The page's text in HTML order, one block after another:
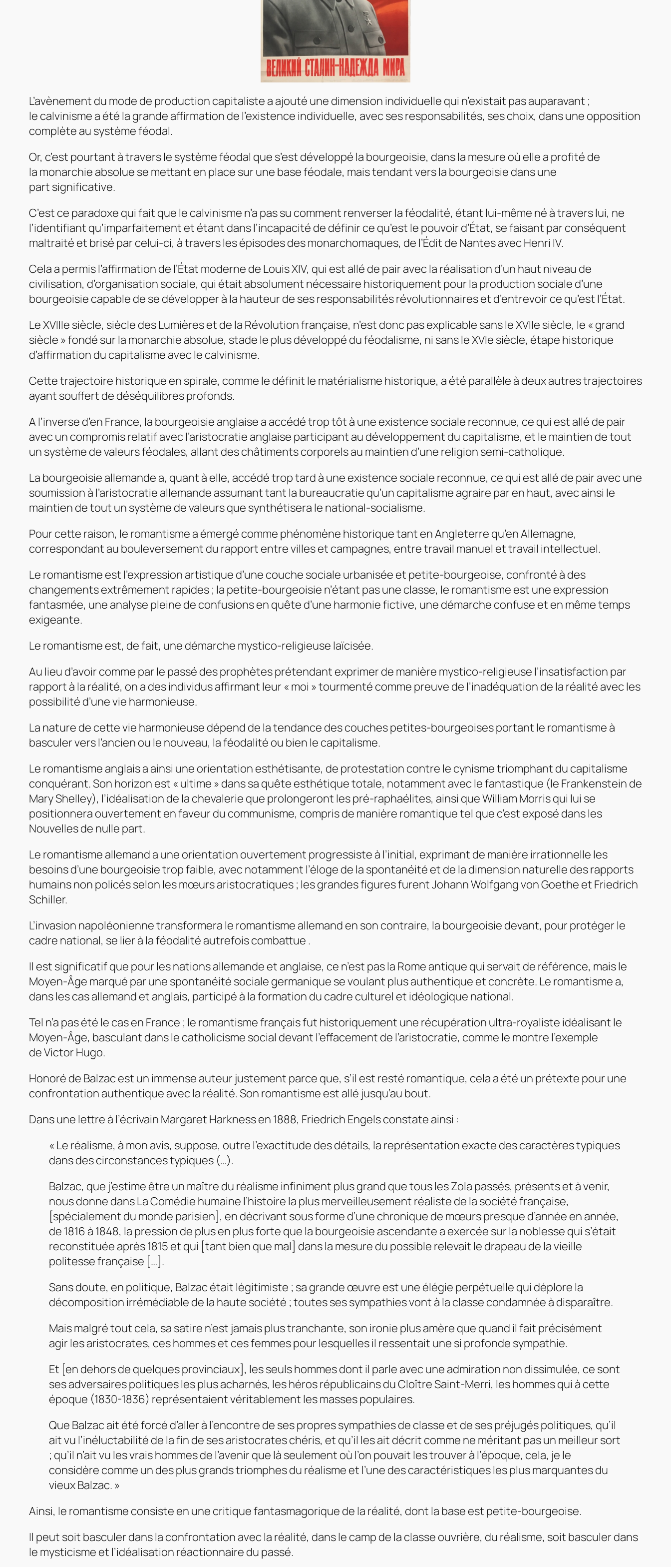
L’avènement du mode de production capitaliste a ajouté une dimension individuelle qui n’existait pas auparavant ;
le calvinisme a été la grande affirmation de l’existence individuelle, avec ses responsabilités, ses choix, dans une opposition
complète au système féodal.
Or, c’est pourtant à travers le système féodal que s’est développé la bourgeoisie, dans la mesure où elle a profité de
la monarchie absolue se mettant en place sur une base féodale, mais tendant vers la bourgeoisie dans une
part significative.
C’est ce paradoxe qui fait que le calvinisme n’a pas su comment renverser la féodalité, étant lui-même né à travers lui, ne
l’identifiant qu’imparfaitement et étant dans l’incapacité de définir ce qu’est le pouvoir d’État, se faisant par conséquent
maltraité et brisé par celui-ci, à travers les épisodes des monarchomaques, de l’Édit de Nantes avec Henri IV.
Cela a permis l’affirmation de l’État moderne de Louis XIV, qui est allé de pair avec la réalisation d’un haut niveau de
civilisation, d’organisation sociale, qui était absolument nécessaire historiquement pour la production sociale d’une
bourgeoisie capable de se développer à la hauteur de ses responsabilités révolutionnaires et d’entrevoir ce qu’est l’État.
Le XVIIIe siècle, siècle des Lumières et de la Révolution française, n’est donc pas explicable sans le XVIIe siècle, le « grand
siècle » fondé sur la monarchie absolue, stade le plus développé du féodalisme, ni sans le XVIe siècle, étape historique
d’affirmation du capitalisme avec le calvinisme.
Cette trajectoire historique en spirale, comme le définit le matérialisme historique, a été parallèle à deux autres trajectoires
ayant souffert de déséquilibres profonds.
A l’inverse d’en France, la bourgeoisie anglaise a accédé trop tôt à une existence sociale reconnue, ce qui est allé de pair
avec un compromis relatif avec l’aristocratie anglaise participant au développement du capitalisme, et le maintien de tout
un système de valeurs féodales, allant des châtiments corporels au maintien d’une religion semi-catholique.
La bourgeoisie allemande a, quant à elle, accédé trop tard à une existence sociale reconnue, ce qui est allé de pair avec une
soumission à l’aristocratie allemande assumant tant la bureaucratie qu’un capitalisme agraire par en haut, avec ainsi le
maintien de tout un système de valeurs que synthétisera le national-socialisme.
Pour cette raison, le romantisme a émergé comme phénomène historique tant en Angleterre qu’en Allemagne,
correspondant au bouleversement du rapport entre villes et campagnes, entre travail manuel et travail intellectuel.
Le romantisme est l’expression artistique d’une couche sociale urbanisée et petite-bourgeoise, confronté à des
changements extrêmement rapides ; la petite-bourgeoisie n’étant pas une classe, le romantisme est une expression
fantasmée, une analyse pleine de confusions en quête d’une harmonie fictive, une démarche confuse et en même temps
exigeante.
Le romantisme est, de fait, une démarche mystico-religieuse laïcisée.
Au lieu d’avoir comme par le passé des prophètes prétendant exprimer de manière mystico-religieuse l’insatisfaction par
rapport à la réalité, on a des individus affirmant leur « moi » tourmenté comme preuve de l’inadéquation de la réalité avec les
possibilité d’une vie harmonieuse.
La nature de cette vie harmonieuse dépend de la tendance des couches petites-bourgeoises portant le romantisme à
basculer vers l’ancien ou le nouveau, la féodalité ou bien le capitalisme.
Le romantisme anglais a ainsi une orientation esthétisante, de protestation contre le cynisme triomphant du capitalisme
conquérant. Son horizon est « ultime » dans sa quête esthétique totale, notamment avec le fantastique (le Frankenstein de
Mary Shelley), l’idéalisation de la chevalerie que prolongeront les pré-raphaélites, ainsi que William Morris qui lui se
positionnera ouvertement en faveur du communisme, compris de manière romantique tel que c’est exposé dans les
Nouvelles de nulle part.
Le romantisme allemand a une orientation ouvertement progressiste à l’initial, exprimant de manière irrationnelle les
besoins d’une bourgeoisie trop faible, avec notamment l’éloge de la spontanéité et de la dimension naturelle des rapports
humains non policés selon les mœurs aristocratiques ; les grandes figures furent Johann Wolfgang von Goethe et Friedrich
Schiller.
L’invasion napoléonienne transformera le romantisme allemand en son contraire, la bourgeoisie devant, pour protéger le
cadre national, se lier à la féodalité autrefois combattue .
Il est significatif que pour les nations allemande et anglaise, ce n’est pas la Rome antique qui servait de référence, mais le
Moyen-Âge marqué par une spontanéité sociale germanique se voulant plus authentique et concrète. Le romantisme a,
dans les cas allemand et anglais, participé à la formation du cadre culturel et idéologique national.
Tel n’a pas été le cas en France ; le romantisme français fut historiquement une récupération ultra-royaliste idéalisant le
Moyen-Âge, basculant dans le catholicisme social devant l’effacement de l’aristocratie, comme le montre l’exemple
de Victor Hugo.
Honoré de Balzac est un immense auteur justement parce que, s’il est resté romantique, cela a été un prétexte pour une
confrontation authentique avec la réalité. Son romantisme est allé jusqu’au bout.
Dans une lettre à l’écrivain Margaret Harkness en 1888, Friedrich Engels constate ainsi :
« Le réalisme, à mon avis, suppose, outre l’exactitude des détails, la représentation exacte des caractères typiques
dans des circonstances typiques (…).
Balzac, que j’estime être un maître du réalisme infiniment plus grand que tous les Zola passés, présents et à venir,
nous donne dans La Comédie humaine l’histoire la plus merveilleusement réaliste de la société française,
[spécialement du monde parisien], en décrivant sous forme d’une chronique de mœurs presque d’année en année,
de 1816 à 1848, la pression de plus en plus forte que la bourgeoisie ascendante a exercée sur la noblesse qui s’était
reconstituée après 1815 et qui [tant bien que mal] dans la mesure du possible relevait le drapeau de la vieille
politesse française […].
Sans doute, en politique, Balzac était légitimiste ; sa grande œuvre est une élégie perpétuelle qui déplore la
décomposition irrémédiable de la haute société ; toutes ses sympathies vont à la classe condamnée à disparaître.
Mais malgré tout cela, sa satire n’est jamais plus tranchante, son ironie plus amère que quand il fait précisément
agir les aristocrates, ces hommes et ces femmes pour lesquelles il ressentait une si profonde sympathie.
Et [en dehors de quelques provinciaux], les seuls hommes dont il parle avec une admiration non dissimulée, ce sont
ses adversaires politiques les plus acharnés, les héros républicains du Cloître Saint-Merri, les hommes qui à cette
époque (1830-1836) représentaient véritablement les masses populaires.
Que Balzac ait été forcé d’aller à l’encontre de ses propres sympathies de classe et de ses préjugés politiques, qu’il
ait vu l’inéluctabilité de la fin de ses aristocrates chéris, et qu’il les ait décrit comme ne méritant pas un meilleur sort
; qu’il n’ait vu les vrais hommes de l’avenir que là seulement où l’on pouvait les trouver à l’époque, cela, je le
considère comme un des plus grands triomphes du réalisme et l’une des caractéristiques les plus marquantes du
vieux Balzac. »
Ainsi, le romantisme consiste en une critique fantasmagorique de la réalité, dont la base est petite-bourgeoise.
Il peut soit basculer dans la confrontation avec la réalité, dans le camp de la classe ouvrière, du réalisme, soit basculer dans
le mysticisme et l’idéalisation réactionnaire du passé.